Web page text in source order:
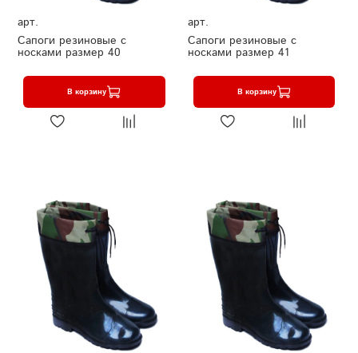
арт.
Сапоги резиновые с
носками размер 40
В корзину
арт.
Сапоги резиновые с
носками размер 41
В корзину